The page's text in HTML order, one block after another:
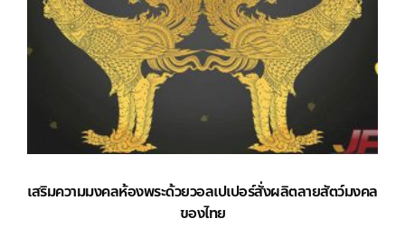
เสริมความมงคลห้องพระด้วยวอลเปเปอร์สั่งผลิตลายสัตว์มงคล
ของไทย